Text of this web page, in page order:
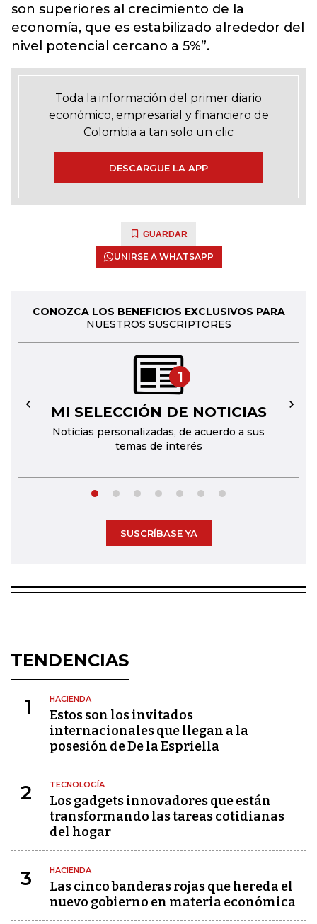
son superiores al crecimiento de la
economía, que es estabilizado alrededor del
nivel potencial cercano a 5%”.
Toda la información del primer diario
económico, empresarial y financiero de
Colombia a tan solo un clic
DESCARGUE LA APP
GUARDAR
UNIRSE A WHATSAPP
CONOZCA LOS BENEFICIOS EXCLUSIVOS PARA
NUESTROS SUSCRIPTORES
1
MI SELECCIÓN DE NOTICIAS
Noticias personalizadas, de acuerdo a sus
temas de interés
← →
SUSCRÍBASE YA
TENDENCIAS
1 HACIENDA
Estos son los invitados
internacionales que llegan a la
posesión de De la Espriella
2 TECNOLOGÍA
Los gadgets innovadores que están
transformando las tareas cotidianas
del hogar
3 HACIENDA
Las cinco banderas rojas que hereda el
nuevo gobierno en materia económica